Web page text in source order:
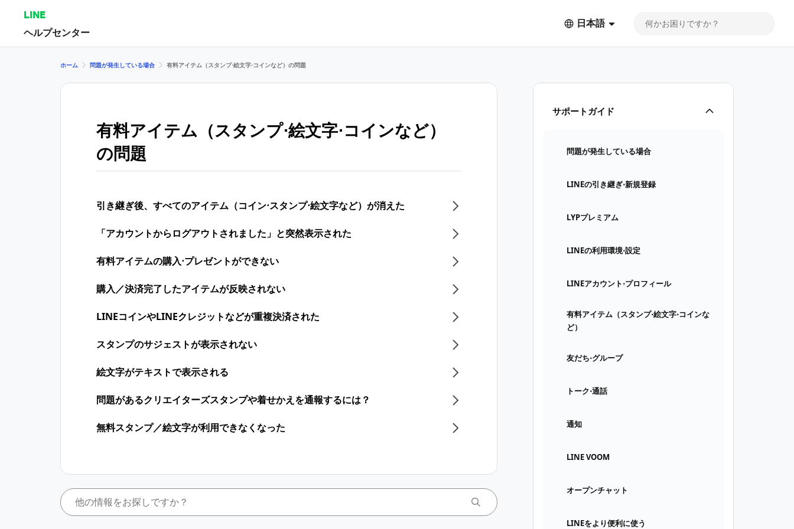
LINE
ヘルプセンター
日本語
サポートガイド
問題が発生している場合
LINEの引き継ぎ⋅新規登録
LYPプレミアム
LINEの利用環境⋅設定
LINEアカウント⋅プロフィール
有料アイテム（スタンプ⋅絵文字⋅コインな
ど）
友だち⋅グループ
トーク⋅通話
通知
LINE VOOM
オープンチャット
LINEをより便利に使う
ホーム 問題が発生している場合 有料アイテム（スタンプ⋅絵文字⋅コインなど）の問題
有料アイテム（スタンプ⋅絵文字⋅コインなど）
の問題
引き継ぎ後、すべてのアイテム（コイン⋅スタンプ⋅絵文字など）が消えた
「アカウントからログアウトされました」と突然表示された
有料アイテムの購入⋅プレゼントができない
購入／決済完了したアイテムが反映されない
LINEコインや​LINEクレジットなどが​重複決済された​
スタンプのサジェストが表示されない
絵文字がテキストで表示される
問題があるクリエイターズスタンプや着せかえを通報するには？
無料スタンプ／絵文字が利用できなくなった